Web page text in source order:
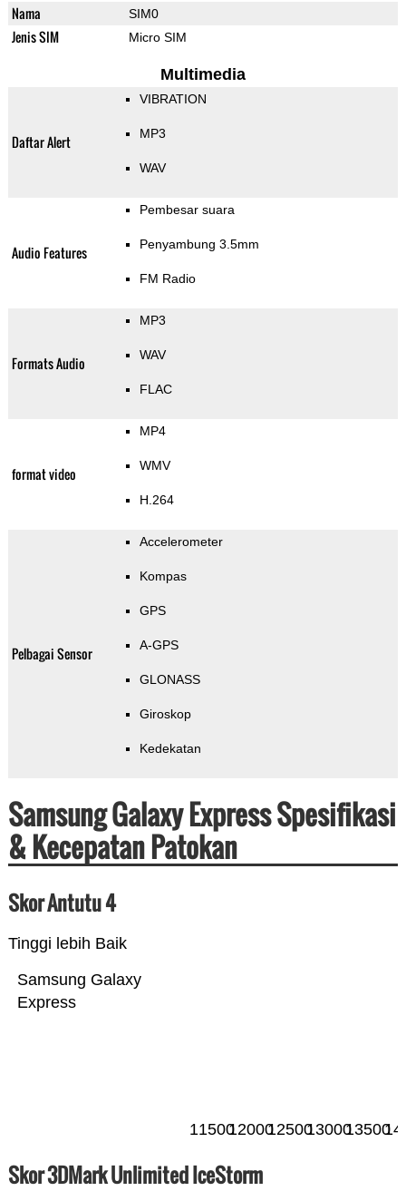
Nama SIM0
Jenis SIM Micro SIM
Multimedia
Daftar Alert
VIBRATION
MP3
WAV
Audio Features
Pembesar suara
Penyambung 3.5mm
FM Radio
Formats Audio
MP3
WAV
FLAC
format video
MP4
WMV
H.264
Pelbagai Sensor
Accelerometer
Kompas
GPS
A-GPS
GLONASS
Giroskop
Kedekatan
Samsung Galaxy Express Spesifikasi
& Kecepatan Patokan
Skor Antutu 4
Tinggi lebih Baik
Samsung Galaxy
Express
1150012000125001300013500
Skor 3DMark Unlimited IceStorm